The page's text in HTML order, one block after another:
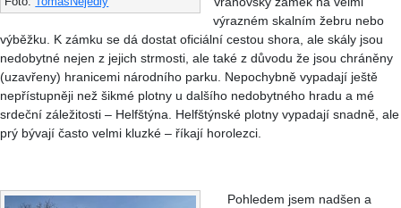
výrazném skalním žebru nebo
výběžku. K zámku se dá dostat oficiální cestou shora, ale skály jsou
nedobytné nejen z jejich strmosti, ale také z důvodu že jsou chráněny
(uzavřeny) hranicemi národního parku. Nepochybně vypadají ještě
nepřístupněji než šikmé plotny u dalšího nedobytného hradu a mé
srdeční záležitosti – Helfštýna. Helfštýnské plotny vypadají snadně, ale
prý bývají často velmi kluzké – říkají horolezci.
Pohledem jsem nadšen a